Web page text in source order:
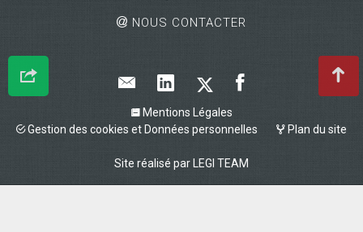
NOUS CONTACTER
Mentions Légales
Gestion des cookies et Données personnelles
Plan du site
Site réalisé parLEGI TEAM